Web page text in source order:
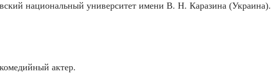
национальный университет имени В. Н. Каразина (Украина).
актер.